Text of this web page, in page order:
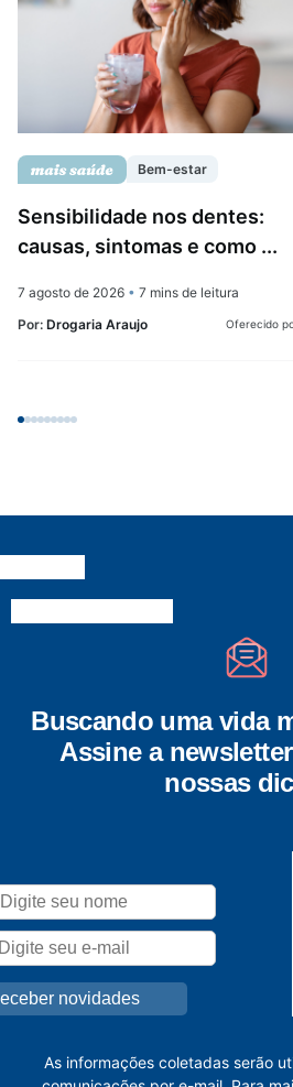
Bem-estar
Sensibilidade nos dentes:
causas, sintomas e como ...
7 agosto de 2026 • 7 mins de leitura
Por: Drogaria Araujo Oferecido
Buscando uma vida
Assine a
nossas
As informações coletadas serão